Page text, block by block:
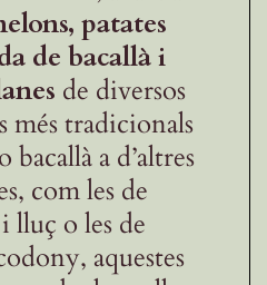
patates
de bacallà i
de diversos
més tradicionals
a d’altres
com les de
lluç o les de
aquestes